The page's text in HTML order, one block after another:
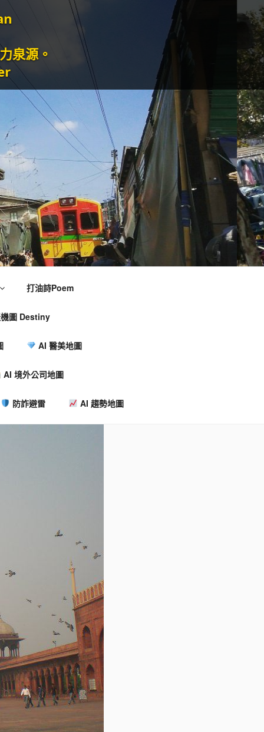
打油詩Poem
圖 Destiny
AI 醫美地圖
AI 境外公司地圖
防詐避雷 AI 趨勢地圖